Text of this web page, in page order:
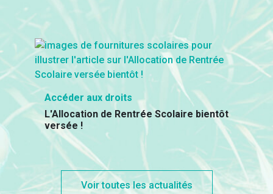
Accéder aux droits
L'Allocation de Rentrée Scolaire bientôt
versée !
Voir toutes les actualités